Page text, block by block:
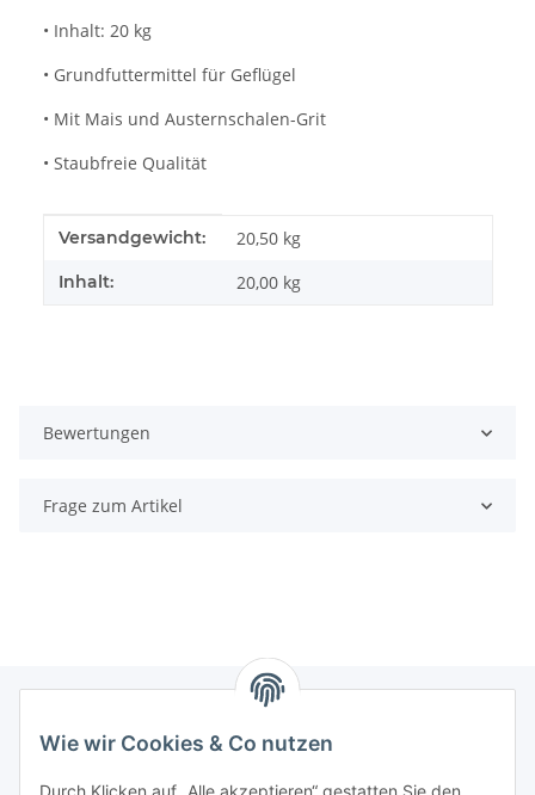
Wie wir Cookies & Co nutzen
• Inhalt: 20 kg
• Grundfuttermittel für Geflügel
• Mit Mais und Austernschalen-Grit
• Staubfreie Qualität
Produkteigenschaft
Wert
Versandgewicht: 20,50 kg
Inhalt: 20,00 kg
Bewertungen
Frage zum Artikel
Informationen